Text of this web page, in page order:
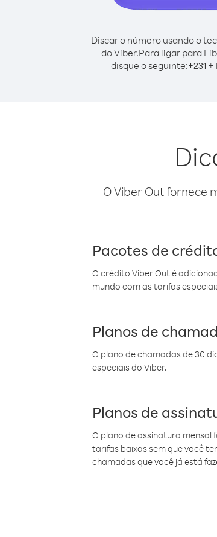
Discar o número usando o
do Viber.Para ligar para
disque o seguinte:+231 +
O Viber Out fornece
Pacotes de
O crédito Viber Out é
mundo com as tarifas
Planos de
O plano de chamadas de 30
especiais do Viber.
Planos de
O plano de assinatura mensal
tarifas baixas sem que você
chamadas que você já está